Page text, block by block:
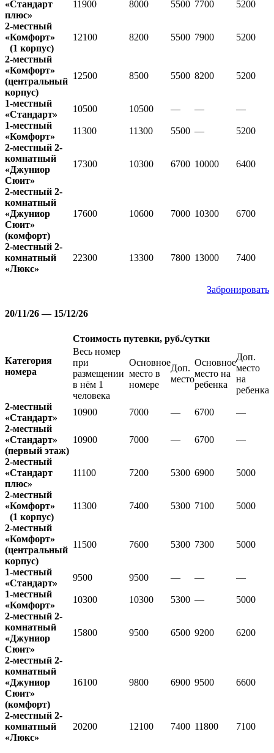
«Стандарт
плюс»
11900 8000 5500 7700 5200
2-местный
«Комфорт»
(1 корпус)
12100 8200 5500 7900 5200
2-местный
«Комфорт»
(центральный
корпус)
12500 8500 5500 8200 5200
1-местный
«Стандарт»
10500 10500 — —
—
1-местный
«Комфорт»
11300 11300 5500 —
5200
2-местный 2-
комнатный
«Джуниор
Сюит»
17300 10300 6700 10000 6400
2-местный 2-
комнатный
«Джуниор
Сюит»
(комфорт)
17600 10600 7000 10300 6700
2-местный 2-
комнатный
«Люкс»
22300 13300 7800 13000 7400
Забронировать
20/11/26 — 15/12/26
Категория
номера
Стоимость путевки, руб./сутки
Весь номер
при
размещении
в нём 1
человека
Основное
место в
номере
Доп.
место
Основное
место на
ребенка
Доп.
место
на
ребенка
2-местный
«Стандарт»
10900 7000 — 6700
—
2-местный
«Стандарт»
(первый этаж)
10900 7000 — 6700 —
2-местный
«Стандарт
плюс»
11100 7200 5300 6900 5000
2-местный
«Комфорт»
(1 корпус)
11300 7400 5300 7100 5000
2-местный
«Комфорт»
(центральный
корпус)
11500 7600 5300 7300 5000
1-местный
«Стандарт»
9500 9500 — —
—
1-местный
«Комфорт»
10300 10300 5300 —
5000
2-местный 2-
комнатный
«Джуниор
Сюит»
15800 9500 6500 9200 6200
2-местный 2-
комнатный
«Джуниор
Сюит»
(комфорт)
16100 9800 6900 9500 6600
2-местный 2-
комнатный
«Люкс»
20200 12100 7400 11800 7100